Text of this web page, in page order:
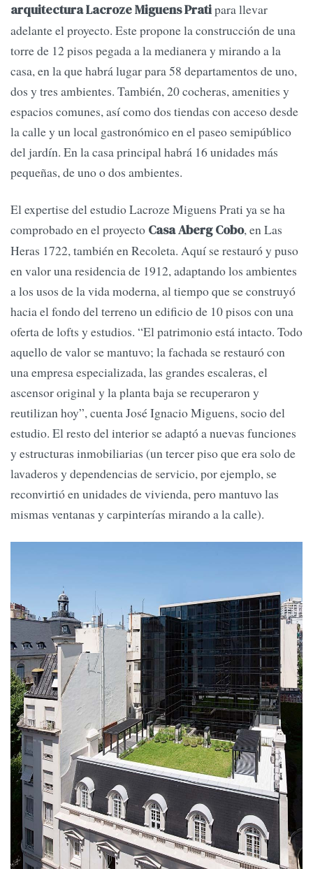
arquitectura Lacroze Miguens Pratipara llevar
adelante el proyecto. Este propone la construcción de una
torre de 12 pisos pegada a la medianera y mirando a la
casa, en la que habrá lugar para 58 departamentos de uno,
dos y tres ambientes. También, 20 cocheras, amenities y
espacios comunes, así como dos tiendas con acceso desde
la calle y un local gastronómico en el paseo semipúblico
del jardín. En la casa principal habrá 16 unidades más
pequeñas, de uno o dos ambientes.
El expertise del estudio Lacroze Miguens Prati ya se ha
comprobado en el proyecto Casa Aberg Cobo, en Las
Heras 1722, también en Recoleta. Aquí se restauró y puso
en valor una residencia de 1912, adaptando los ambientes
a los usos de la vida moderna, al tiempo que se construyó
hacia el fondo del terreno un edificio de 10 pisos con una
oferta de lofts y estudios. “El patrimonio está intacto. Todo
aquello de valor se mantuvo; la fachada se restauró con
una empresa especializada, las grandes escaleras, el
ascensor original y la planta baja se recuperaron y
reutilizan hoy”, cuenta José Ignacio Miguens, socio del
estudio. El resto del interior se adaptó a nuevas funciones
y estructuras inmobiliarias (un tercer piso que era solo de
lavaderos y dependencias de servicio, por ejemplo, se
reconvirtió en unidades de vivienda, pero mantuvo las
mismas ventanas y carpinterías mirando a la calle).